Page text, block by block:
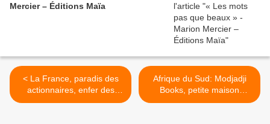
Mercier – Éditions Maïa
< La France, paradis des
actionnaires, enfer des
industriels
Afrique du Sud: Modjadji
Books, petite maison
d'édition féministe >